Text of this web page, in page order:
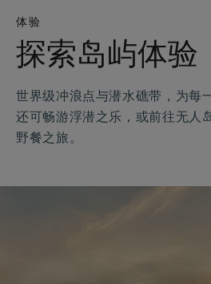
体验
探索岛屿体验
世界级冲浪点与潜水礁带，为每
还可畅游浮潜之乐，或前往无人
野餐之旅。